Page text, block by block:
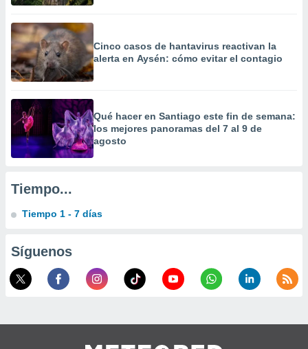
crear un
uso de
contenido
medir el
de la
el
o a través
de
uso de
con el
Cinco casos de hantavirus reactivan la
alerta en Aysén: cómo evitar el contagio
Qué hacer en Santiago este fin de semana:
los mejores panoramas del 7 al 9 de
agosto
Tiempo...
Tiempo 1 - 7 días
Síguenos